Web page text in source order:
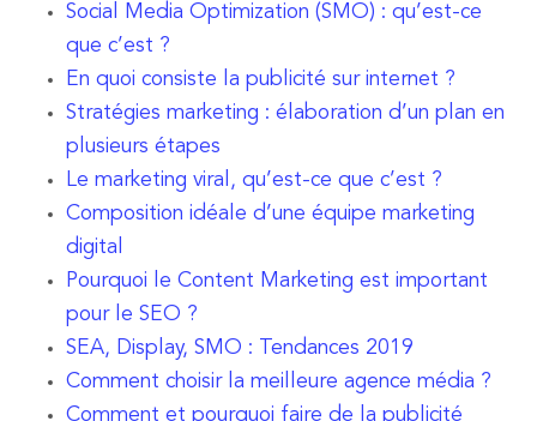
Social Media Optimization (SMO) : qu’est-ce
que c’est ?
En quoi consiste la publicité sur internet ?
Stratégies marketing : élaboration d’un plan en
plusieurs étapes
Le marketing viral, qu’est-ce que c’est ?
Composition idéale d’une équipe marketing
digital
Pourquoi le Content Marketing est important
pour le SEO ?
SEA, Display, SMO : Tendances 2019
Comment choisir la meilleure agence média ?
Comment et pourquoi faire de la publicité